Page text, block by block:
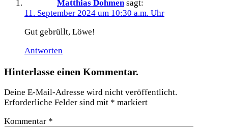
Matthias Dohmen sagt:
11. September 2024 um 10:30 a.m. Uhr
Gut gebrüllt, Löwe!
Antworten
Hinterlasse einen Kommentar.
Deine E-Mail-Adresse wird nicht veröffentlicht.
Erforderliche Felder sind mit * markiert
Kommentar *